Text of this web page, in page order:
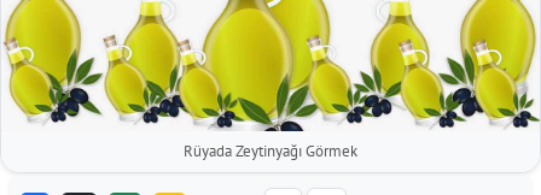
Rüyada Zeytinyağı Görmek